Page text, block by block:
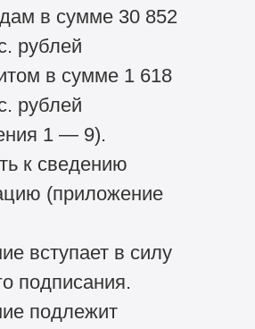
в сумме 30 852
рублей
в сумме 1 618
рублей
1 — 9).
к сведению
(приложение
вступает в силу
подписания.
подлежит